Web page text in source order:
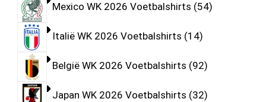
Mexico WK 2026 Voetbalshirts 54
Italië WK 2026 Voetbalshirts 14
België WK 2026 Voetbalshirts 92
Japan WK 2026 Voetbalshirts 32